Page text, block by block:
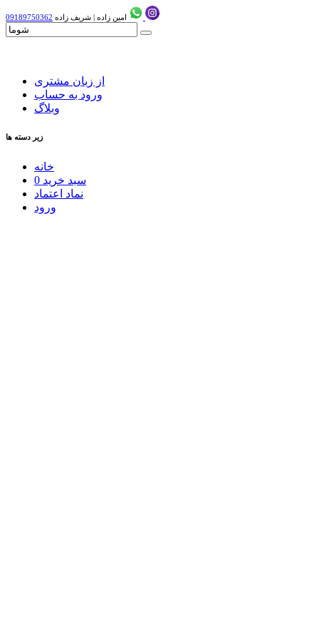
09189750362 امین زاده | شریف زاده
از زبان مشتری
ورود به حساب
وبلاگ
زیر دسته ها
خانه
0 سبد خرید
نماد اعتماد
ورود